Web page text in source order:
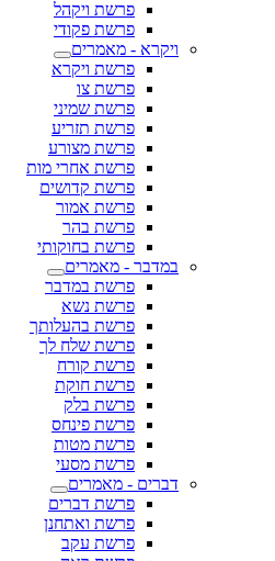
פרשת ויקהל
פרשת פקודי
ויקרא - מאמרים
פרשת ויקרא
פרשת צו
פרשת שמיני
פרשת תזריע
פרשת מצורע
פרשת אחרי מות
פרשת קדושים
פרשת אמור
פרשת בהר
פרשת בחוקותי
במדבר - מאמרים
פרשת במדבר
פרשת נשא
פרשת בהעלותך
פרשת שלח לך
פרשת קורח
פרשת חוקת
פרשת בלק
פרשת פינחס
פרשת מטות
פרשת מסעי
דברים - מאמרים
פרשת דברים
פרשת ואתחנן
פרשת עקב